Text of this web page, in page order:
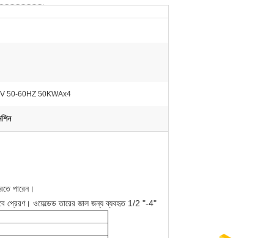
50-60HZ 50KWAx4
পারেন।
প্রেরণ। ওয়েল্ডেড তারের জাল জন্য ব্যবহৃত 1/2 "-4"